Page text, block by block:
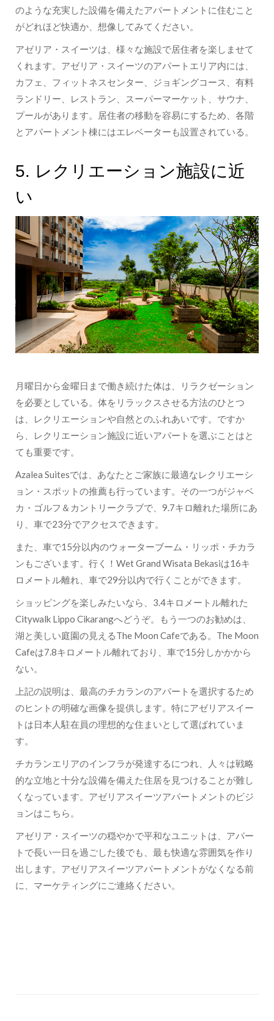
のような充実した設備を備えたアパートメントに住むこと
がどれほど快適か、想像してみてください。
アゼリア・スイーツは、様々な施設で居住者を楽しませて
くれます。アゼリア・スイーツのアパートエリア内には、
カフェ、フィットネスセンター、ジョギングコース、有料
ランドリー、レストラン、スーパーマーケット、サウナ、
プールがあります。居住者の移動を容易にするため、各階
とアパートメント棟にはエレベーターも設置されている。
5. レクリエーション施設に近
い
月曜日から金曜日まで働き続けた体は、リラクゼーション
を必要としている。体をリラックスさせる方法のひとつ
は、レクリエーションや自然とのふれあいです。ですか
ら、レクリエーション施設に近いアパートを選ぶことはと
ても重要です。
Azalea Suitesでは、あなたとご家族に最適なレクリエーシ
ョン・スポットの推薦も行っています。その一つがジャベ
カ・ゴルフ＆カントリークラブで、9.7キロ離れた場所にあ
り、車で23分でアクセスできます。
また、車で15分以内のウォーターブーム・リッポ・チカラ
ンもございます。行く！Wet Grand Wisata Bekasiは16キ
ロメートル離れ、車で29分以内で行くことができます。
ショッピングを楽しみたいなら、3.4キロメートル離れた
Citywalk Lippo Cikarangへどうぞ。もう一つのお勧めは、
湖と美しい庭園の見えるThe Moon Cafeである。The Moon
Cafeは7.8キロメートル離れており、車で15分しかかから
ない。
上記の説明は、最高のチカランのアパートを選択するため
のヒントの明確な画像を提供します。特にアゼリアスイー
トは日本人駐在員の理想的な住まいとして選ばれていま
す。
チカランエリアのインフラが発達するにつれ、人々は戦略
的な立地と十分な設備を備えた住居を見つけることが難し
くなっています。アゼリアスイーツアパートメントのビジ
ョンはこちら。
アゼリア・スイーツの穏やかで平和なユニットは、アパー
トで長い一日を過ごした後でも、最も快適な雰囲気を作り
出します。アゼリアスイーツアパートメントがなくなる前
に、マーケティングにご連絡ください。